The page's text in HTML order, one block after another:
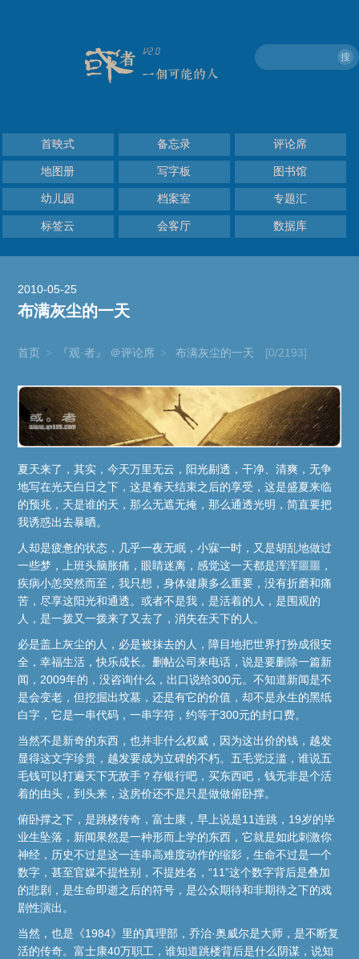
搜
首映式 备忘录 评论席
地图册 写字板 图书馆
幼儿园 档案室 专题汇
标签云 会客厅 数据库
2010-05-25
布满灰尘的一天
首页 > 『观·者』 ＠评论席 > 布满灰尘的一天 [0/2193]
夏天来了，其实，今天万里无云，阳光剔透，干净、清爽，无争
地写在光天白日之下，这是春天结束之后的享受，这是盛夏来临
的预兆，天是谁的天，那么无遮无掩，那么通透光明，简直要把
我诱惑出去暴晒。
人却是疲惫的状态，几乎一夜无眠，小寐一时，又是胡乱地做过
一些梦，上班头脑胀痛，眼睛迷离，感觉这一天都是浑浑噩噩，
疾病小恙突然而至，我只想，身体健康多么重要，没有折磨和痛
苦，尽享这阳光和通透。或者不是我，是活着的人，是围观的
人，是一拨又一拨来了又去了，消失在天下的人。
必是盖上灰尘的人，必是被抹去的人，障目地把世界打扮成很安
全，幸福生活，快乐成长。删帖公司来电话，说是要删除一篇新
闻，2009年的，没咨询什么，出口说给300元。不知道新闻是不
是会变老，但挖掘出坟墓，还是有它的价值，却不是永生的黑纸
白字，它是一串代码，一串字符，约等于300元的封口费。
当然不是新奇的东西，也并非什么权威，因为这出价的钱，越发
显得这文字珍贵，越发要成为立碑的不朽。五毛党泛滥，谁说五
毛钱可以打遍天下无敌手？存银行吧，买东西吧，钱无非是个活
着的由头，到头来，这房价还不是只是做做俯卧撑。
俯卧撑之下，是跳楼传奇，富士康，早上说是11连跳，19岁的毕
业生坠落，新闻果然是一种形而上学的东西，它就是如此刺激你
神经，历史不过是这一连串高难度动作的缩影，生命不过是一个
数字，甚至官媒不提性别，不提姓名，“11”这个数字背后是叠加
的悲剧，是生命即逝之后的符号，是公众期待和非期待之下的戏
剧性演出。
当然，也是《1984》里的真理部，乔治·奥威尔是大师，是不断复
活的传奇。富士康40万职工，谁知道跳楼背后是什么阴谋，说知